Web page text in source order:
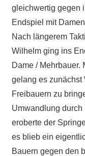
gleichwertig gegen
Endspiel mit
Nach längerem
Wilhelm ging ins
Dame / Mehrbauer.
gelang es zunächst
Freibauern zu
Umwandlung durch
eroberte der
es blieb ein
Bauern gegen den